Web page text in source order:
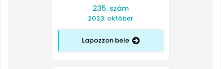
235. szám
2023. október
Lapozzon bele